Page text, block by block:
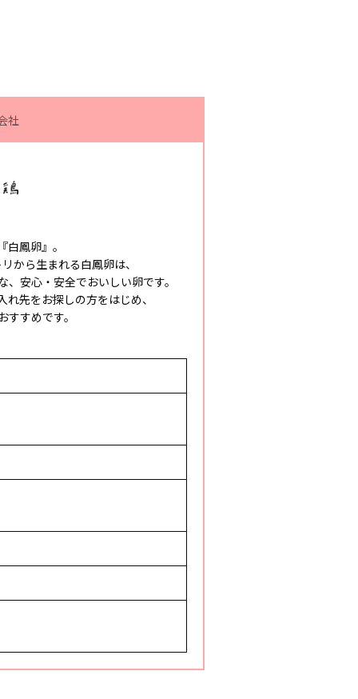
社
鳳卵』。
から生まれる白鳳卵は、
安心・安全でおいしい卵です。
先をお探しの方をはじめ、
すめです。